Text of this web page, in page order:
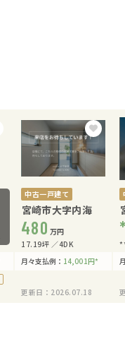
中古一戸建て
宮崎市大字内海
480 万円
17.19坪
4DK
月々支払例： 14,001円*
更新日：2026.07.18